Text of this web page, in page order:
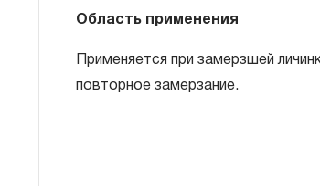
Область применения
Применяется при замерзшей
повторное замерзание.